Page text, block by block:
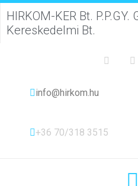
HIRKOM-KER Bt.
Kereskedelmi Bt.
info@hirkom.hu
+36 70/318 3515